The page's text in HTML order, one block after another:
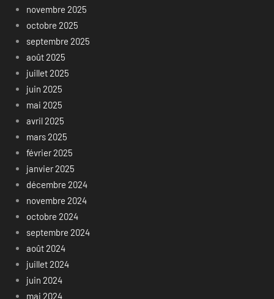
novembre 2025
octobre 2025
septembre 2025
août 2025
juillet 2025
juin 2025
mai 2025
avril 2025
mars 2025
février 2025
janvier 2025
décembre 2024
novembre 2024
octobre 2024
septembre 2024
août 2024
juillet 2024
juin 2024
mai 2024